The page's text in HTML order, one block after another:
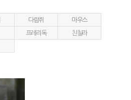
다람쥐 마우스
프레리독 친칠라